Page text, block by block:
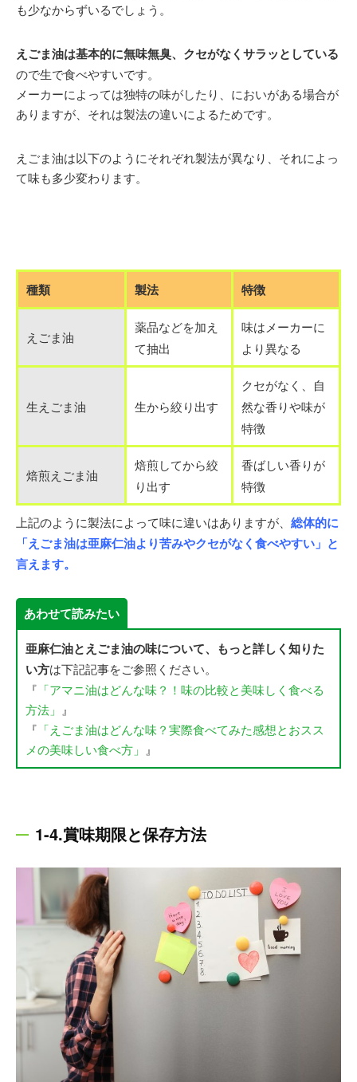
も少なからずいるでしょう。
えごま油は基本的に無味無臭、クセがなくサラッとしている
ので生で食べやすいです。
メーカーによっては独特の味がしたり、においがある場合が
ありますが、それは製法の違いによるためです。
えごま油は以下のようにそれぞれ製法が異なり、それによっ
て味も多少変わります。
種類 製法 特徴
えごま油
薬品などを加え
て抽出
味はメーカーに
より異なる
生えごま油 生から絞り出す
クセがなく、自
然な香りや味が
特徴
焙煎えごま油
焙煎してから絞
り出す
香ばしい香りが
特徴
上記のように製法によって味に違いはありますが、 総体的に
「えごま油は亜麻仁油より苦みやクセがなく食べやすい」と
言えます。
あわせて読みたい
亜麻仁油とえごま油の味について、もっと詳しく知りた
い方は下記記事をご参照ください。
『 「アマニ油はどんな味？！味の比較と美味しく食べる
方法」
』
『 「えごま油はどんな味？実際食べてみた感想とおスス
メの美味しい食べ方」
』
1-4.賞味期限と保存方法